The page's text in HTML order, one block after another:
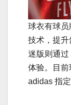
球衣有球员
技术，提
迷版则通
体验。目前
adidas 指